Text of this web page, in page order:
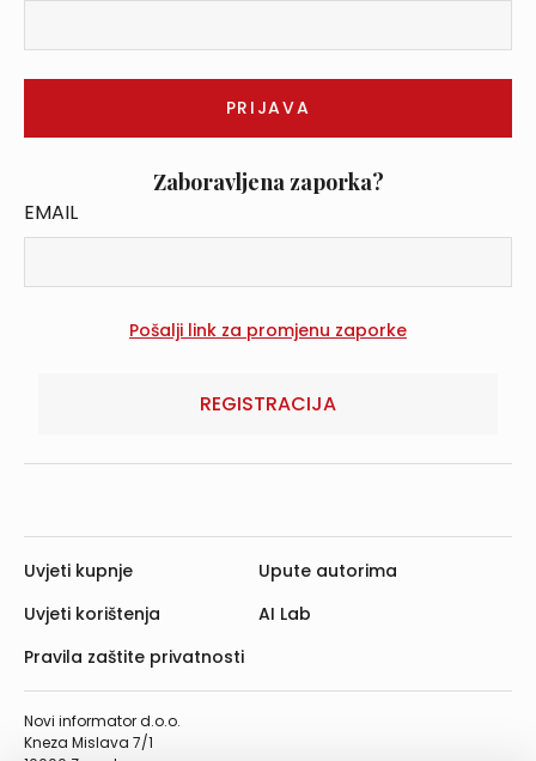
Zaboravljena zaporka?
EMAIL
REGISTRACIJA
Novi informator d.o.o.
Kneza Mislava 7/1
Uvjeti kupnje
Uvjeti korištenja
Pravila zaštite privatnosti
Upute autorima
AI Lab